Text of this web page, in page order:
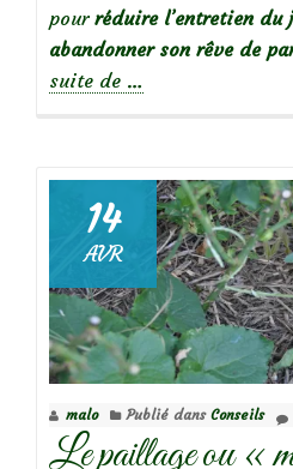
pour réduire l’entretien du
abandonner son rêve de
suite de
Réduire
l’entretien
de
son
jardin
…
14
AVR
malo Publié dans Conseils
Le paillage ou «